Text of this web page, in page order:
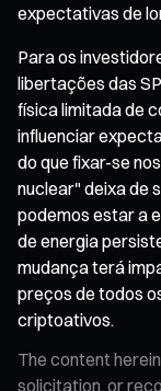
expectativas de
Para os
libertações das
física limitada de
influenciar
do que fixar-se
nuclear" deixa de
podemos estar a
de energia
mudança terá
preços de todos
criptoativos.
The content
solicitation, or